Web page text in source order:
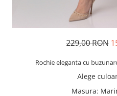
229,00 RON
Rochie eleganta cu
Alege
Masura: